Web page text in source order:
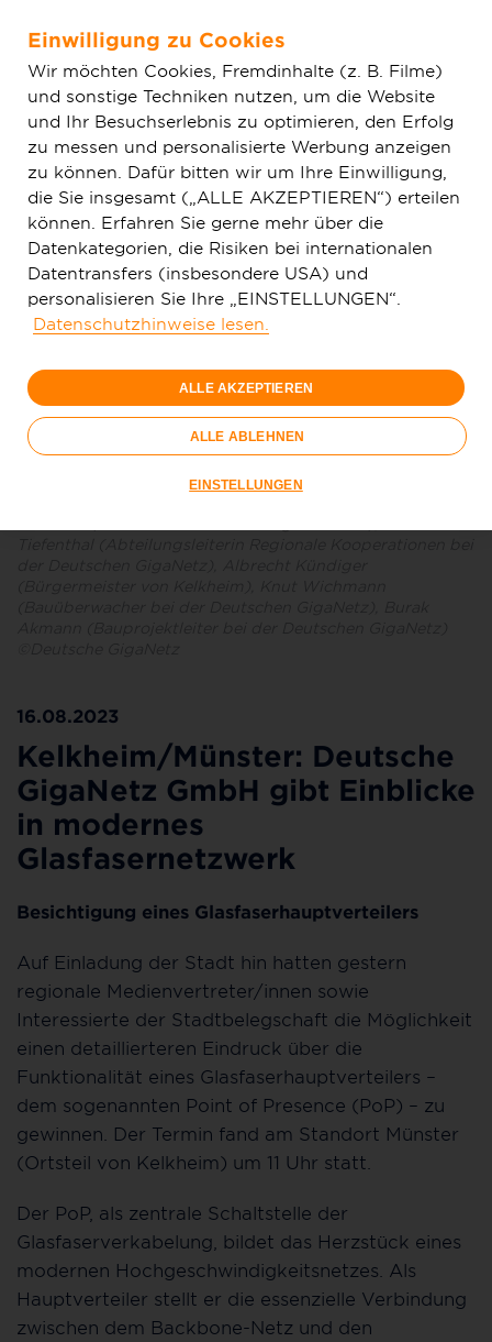
Zum Hauptinhalt springen
Aktuelles
Deutsche GigaNetz GmbH gibt Einblicke in modernes
Glasfasernetzwerk
16.08.2023
Kelkheim/Münster: Deutsche
GigaNetz GmbH gibt Einblicke
in modernes
Glasfasernetzwerk
Besichtigung eines Glasfaserhauptverteilers
Auf Einladung der Stadt hin hatten gestern
regionale Medienvertreter/innen sowie
Interessierte der Stadtbelegschaft die Möglichkeit
einen detaillierteren Eindruck über die
Funktionalität eines Glasfaserhauptverteilers –
dem sogenannten Point of Presence (PoP) – zu
gewinnen. Der Termin fand am Standort Münster
(Ortsteil von Kelkheim) um 11 Uhr statt.
Der PoP, als zentrale Schaltstelle der
Glasfaserverkabelung, bildet das Herzstück eines
modernen Hochgeschwindigkeitsnetzes. Als
Hauptverteiler stellt er die essenzielle Verbindung
zwischen dem Backbone-Netz und den
Einwilligung zu Cookies
Wir möchten Cookies, Fremdinhalte (z. B. Filme)
und sonstige Techniken nutzen, um die Website
und Ihr Besuchserlebnis zu optimieren, den Erfolg
zu messen und personalisierte Werbung anzeigen
zu können. Dafür bitten wir um Ihre Einwilligung,
die Sie insgesamt („ALLE AKZEPTIEREN“) erteilen
können. Erfahren Sie gerne mehr über die
Datenkategorien, die Risiken bei internationalen
Datentransfers (insbesondere USA) und
personalisieren Sie Ihre „EINSTELLUNGEN“.
Datenschutzhinweise lesen.
ALLE AKZEPTIEREN
ALLE ABLEHNEN
EINSTELLUNGEN